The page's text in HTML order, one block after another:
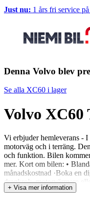
Just nu: 1 års fri service
Denna Volvo blev
Se alla XC60 i lager
Volvo
Vi erbjuder hemleverans -
motorväg och i terräng.
och funktion. Bilen
mer. Kort om bilen: •
månadskostnad ·Boka en
dragkrok, motorvärmare
din bil kostnadsfritt och
+ Visa mer information